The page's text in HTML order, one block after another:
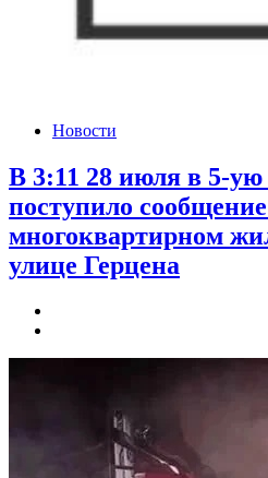
Новости
В 3:11 28 июля в 5-
поступило
многоквартирном
улице Герцена